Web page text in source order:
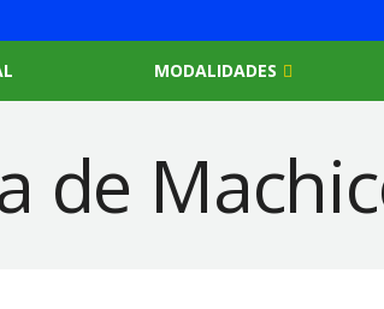
MODALIDADES